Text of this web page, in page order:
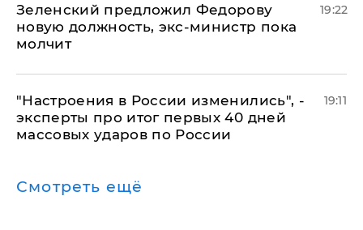
Зеленский предложил Федорову
новую должность, экс-министр пока
молчит
19:22
"Настроения в России изменились", -
эксперты про итог первых 40 дней
массовых ударов по России
19:11
Смотреть ещё